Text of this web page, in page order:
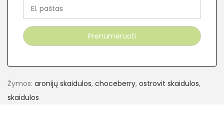
Žymos: aronijų skaidulos, choceberry, ostrovit skaidulos,
skaidulos